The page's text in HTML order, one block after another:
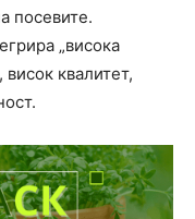
посевите.
„висока
квалитет,